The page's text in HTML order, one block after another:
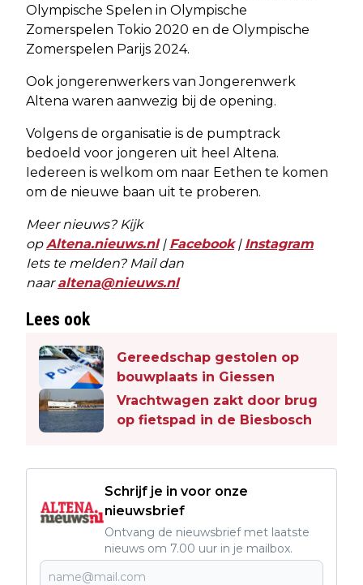
Olympische Spelen in Olympische
Zomerspelen Tokio 2020 en de Olympische
Zomerspelen Parijs 2024.
Ook jongerenwerkers van Jongerenwerk
Altena waren aanwezig bij de opening.
Volgens de organisatie is de pumptrack
bedoeld voor jongeren uit heel Altena.
Iedereen is welkom om naar Eethen te komen
om de nieuwe baan uit te proberen.
Meer nieuws? Kijk
opAltena.nieuws.nl| Facebook| Instagram
Iets te melden? Mail dan
naaraltena@nieuws.nl
Lees ook
Gereedschap gestolen op
bouwplaats in Giessen
Vrachtwagen zakt door brug
op fietspad in de Biesbosch
Schrijf je in voor onze
nieuwsbrief
Ontvang de nieuwsbrief met laatste
nieuws om 7.00 uur in je mailbox.